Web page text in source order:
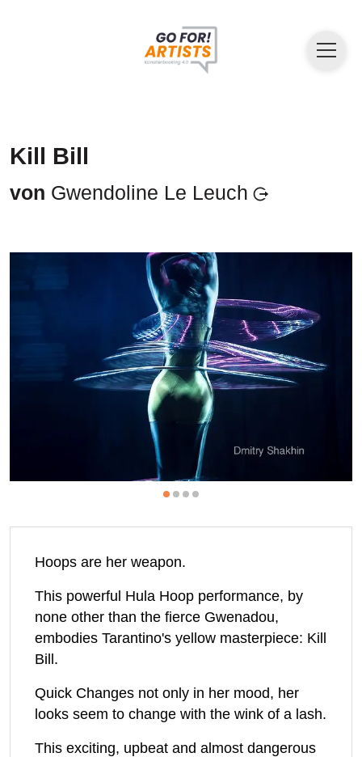
Kill Bill
von Gwendoline Le Leuch
Hoops are her weapon.
This powerful Hula Hoop performance, by
none other than the fierce Gwenadou,
embodies Tarantino's yellow masterpiece: Kill
Bill.
Quick Changes not only in her mood, her
looks seem to change with the wink of a lash.
This exciting, upbeat and almost dangerous